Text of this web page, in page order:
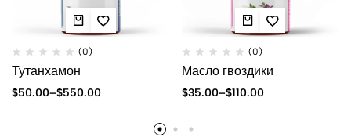
(0)
Тутанхамон
$50.00–$550.00
(0)
Масло гвоздики
$35.00–$110.00